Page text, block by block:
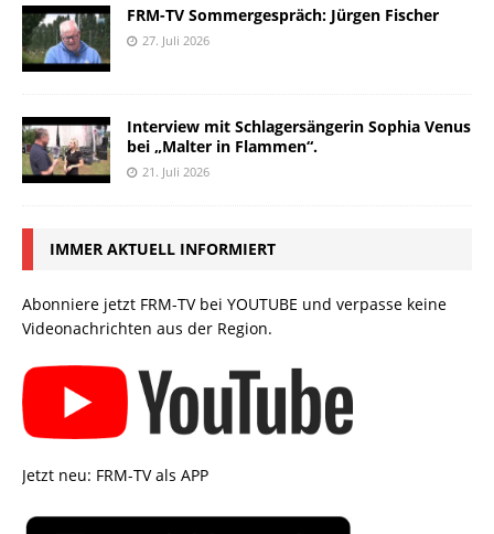
FRM-TV Sommergespräch: Jürgen Fischer
27. Juli 2026
Interview mit Schlagersängerin Sophia Venus
bei „Malter in Flammen“.
21. Juli 2026
IMMER AKTUELL INFORMIERT
Abonniere jetzt FRM-TV bei YOUTUBE und verpasse keine
Videonachrichten aus der Region.
Jetzt neu: FRM-TV als APP